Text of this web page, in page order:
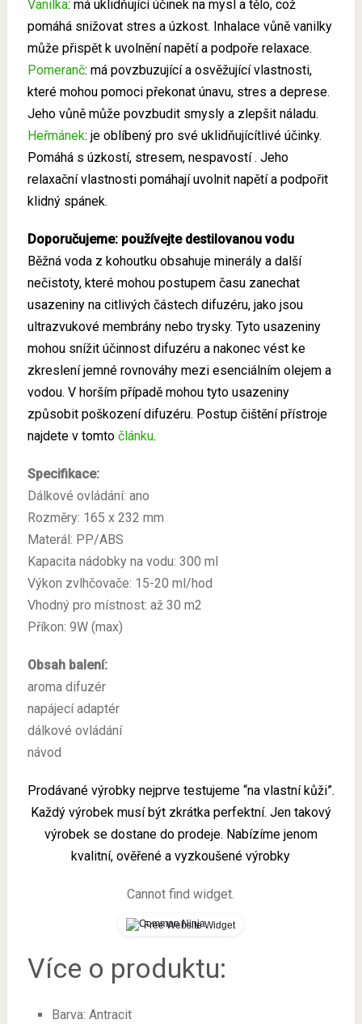
Vanilka: má uklidňující účinek na mysl a tělo, což
pomáhá snižovat stres a úzkost. Inhalace vůně vanilky
může přispět k uvolnění napětí a podpoře relaxace.
Pomeranč: má povzbuzující a osvěžující vlastnosti,
které mohou pomoci překonat únavu, stres a deprese.
Jeho vůně může povzbudit smysly a zlepšit náladu.
Heřmánek: je oblíbený pro své uklidňujícítlivé účinky.
Pomáhá s úzkostí, stresem, nespavostí . Jeho
relaxační vlastnosti pomáhají uvolnit napětí a podpořit
klidný spánek.
Doporučujeme: používejte destilovanou vodu
Běžná voda z kohoutku obsahuje minerály a další
nečistoty, které mohou postupem času zanechat
usazeniny na citlivých částech difuzéru, jako jsou
ultrazvukové membrány nebo trysky. Tyto usazeniny
mohou snížit účinnost difuzéru a nakonec vést ke
zkreslení jemné rovnováhy mezi esenciálním olejem a
vodou. V horším případě mohou tyto usazeniny
způsobit poškození difuzéru. Postup čištění přístroje
najdete v tomto článku.
Specifikace:
Dálkové ovládání: ano
Rozměry: 165 x 232 mm
Materál: PP/ABS
Kapacita nádobky na vodu: 300 ml
Výkon zvlhčovače: 15-20 ml/hod
Vhodný pro místnost: až 30 m2
Příkon: 9W (max)
Obsah balení:
aroma difuzér
napájecí adaptér
dálkové ovládání
návod
Prodávané výrobky nejprve testujeme “na vlastní kůži”.
Každý výrobek musí být zkrátka perfektní. Jen takový
výrobek se dostane do prodeje. Nabízíme jenom
kvalitní, ověřené a vyzkoušené výrobky
Cannot find widget.
Free Website Widget
Více o produktu:
Barva: Antracit